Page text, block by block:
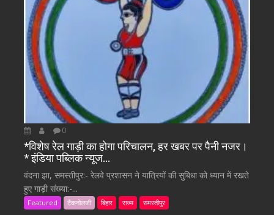
0
*विशेष रेल गाड़ी का होगा परिचालन, हर खबर पर पैनी नजर।
* इंडिया पब्लिक न्यूज…
वंदना झा, समस्तीपुर:- रेलवे प्रशासन ने यात्रियों की सुबिधा को ध्यान में रखते
हुए गाड़ी संख्या:-...
Featured टैकनोलजी बिहार राज्य समस्तीपुर